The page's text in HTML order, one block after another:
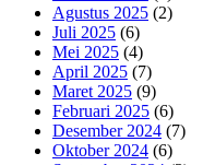
Agustus 2025 (2)
Juli 2025 (6)
Mei 2025 (4)
April 2025 (7)
Maret 2025 (9)
Februari 2025 (6)
Desember 2024 (7)
Oktober 2024 (6)